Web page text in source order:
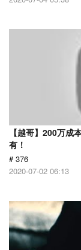
【越哥】200万成
有！
# 376
2020-07-02 06:13